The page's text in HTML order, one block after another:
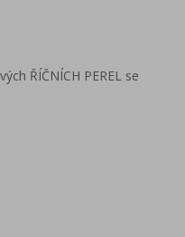
ŘÍČNÍCH PEREL se